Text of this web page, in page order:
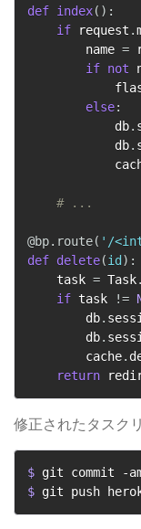
def index( ) :
if request .
        name
=
if not
else:
            db
.
            db
.
# ...
@bp. route( '/
def delete(id ) :
    task
= Task.
if task !=
        db
.
        db
.
        cache
.
return
修正されたタスク
$ git commit -
$ git push